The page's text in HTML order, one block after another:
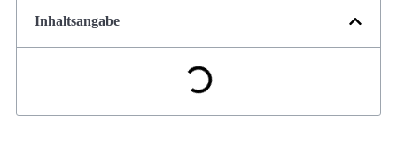
Inhaltsangabe